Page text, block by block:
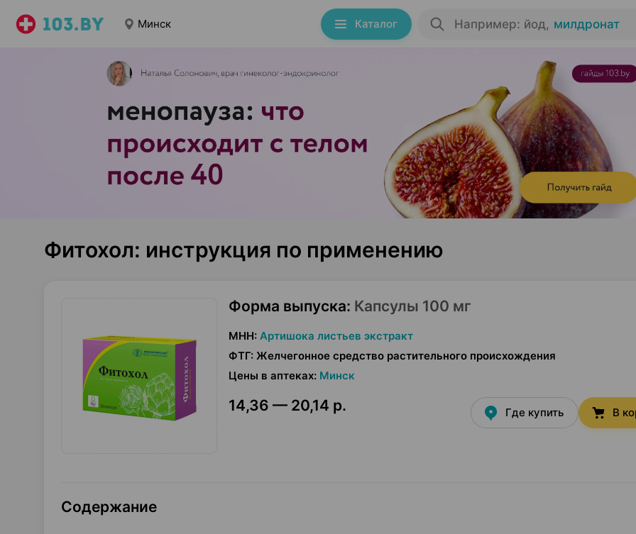
Минск Каталог Например: йод, милдронат
Фитохол: инструкция по применению
Форма выпуска: Капсулы 100 мг
МНН: Артишока листьев экстракт
ФТГ: Желчегонное средство растительного происхождения
Цены в аптеках: Минск
14,36 — 20,14 р. Где купить В
Содержание